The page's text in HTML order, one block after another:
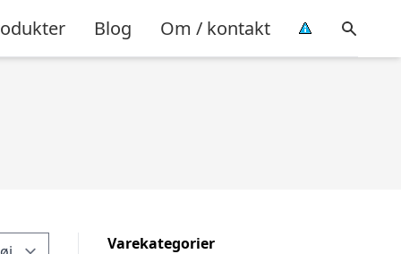
Blog Om / kontakt
Varekategorier